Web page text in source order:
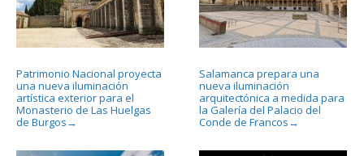
Patrimonio Nacional proyecta
una nueva iluminación
artística exterior para el
Monasterio de Las Huelgas
de Burgos →
Salamanca prepara una
nueva iluminación
arquitectónica a medida para
la Galería del Palacio del
Conde de Francos →